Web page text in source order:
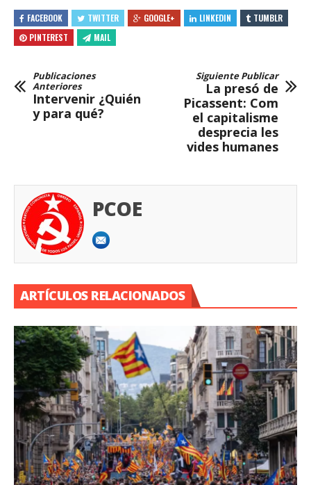
FACEBOOK TWITTER GOOGLE+ LINKEDIN
TUMBLR
PINTEREST
MAIL
Publicaciones
Anteriores
Intervenir ¿Quién
y para qué?
Siguiente Publicar
La presó de
Picassent: Com
el capitalisme
desprecia les
vides humanes
PCOE
ARTÍCULOS RELACIONADOS